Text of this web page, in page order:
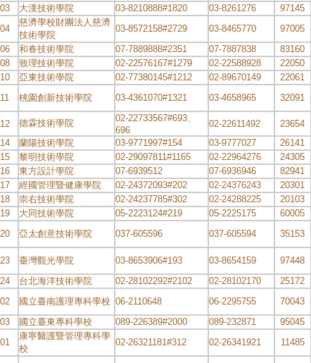
大漢技術學院 03-8210888#1820 03-8261276 97145
慈濟學校財團法人慈濟
技術學院
03-8572158#2729 03-8465770 97005
和春技術學院 07-7889888#2351 07-7887838 83160
致理技術學院 02-22576167#1279 02-22588928 22050
亞東技術學院 02-77380145#1212 02-89670149 22061
桃園創新技術學院 03-4361070#1321 03-4658965 32091
德霖技術學院
02-22733567#693、
696
02-22611492 23654
蘭陽技術學院 03-9771997#154 03-9777027 26141
黎明技術學院 02-29097811#1165 02-22964276 24305
東方設計學院 07-6939512 07-6936946 82941
經國管理暨健康學院 02-24372093#202 02-24376243 20301
崇右技術學院 02-24237785#302 02-24288225 20103
大同技術學院 05-2223124#219 05-2225175 60005
亞太創意技術學院 037-605596 037-605594 35153
臺灣觀光學院 03-8653906#193 03-8654159 97448
台北海洋技術學院 02-28102292#2102 02-28102170 25172
國立臺南護理專科學校 06-2110648 06-2295755 70043
國立臺東專科學校 089-226389#2000 089-232871 95045
康寧醫護暨管理專科學
校
02-26321181#312 02-26341921 11485